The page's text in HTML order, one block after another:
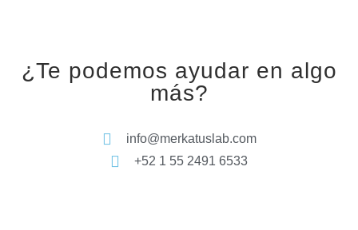
¿Te podemos ayudar en algo
más?
info@merkatuslab.com
+52 1 55 2491 6533